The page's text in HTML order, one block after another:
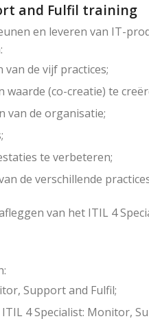
and Fulfil training
en leveren van IT-
de vijf practices;
(co-creatie) te
van de organisatie;
te verbeteren;
de verschillende
van het ITIL 4
Support and Fulfil;
4 Specialist: Monitor,